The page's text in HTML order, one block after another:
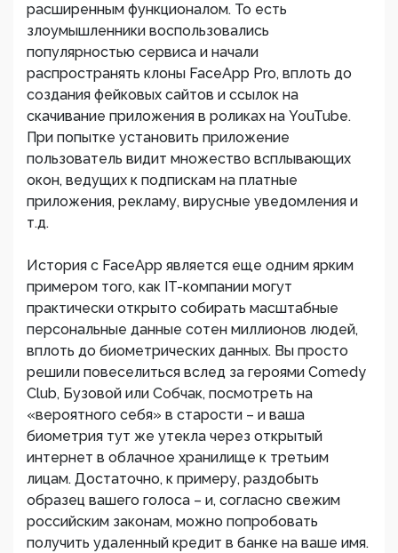
расширенным функционалом. То есть
злоумышленники воспользовались
популярностью сервиса и начали
распространять клоны FaceApp Pro, вплоть до
создания фейковых сайтов и ссылок на
скачивание приложения в роликах на YouTube.
При попытке установить приложение
пользователь видит множество всплывающих
окон, ведущих к подпискам на платные
приложения, рекламу, вирусные уведомления и
т.д.
История с FaceApp является еще одним ярким
примером того, как IT-компании могут
практически открыто собирать масштабные
персональные данные сотен миллионов людей,
вплоть до биометрических данных. Вы просто
решили повеселиться вслед за героями Comedy
Club, Бузовой или Собчак, посмотреть на
«вероятного себя» в старости – и ваша
биометрия тут же утекла через открытый
интернет в облачное хранилище к третьим
лицам. Достаточно, к примеру, раздобыть
образец вашего голоса – и, согласно свежим
российским законам, можно попробовать
получить удаленный кредит в банке на ваше имя.